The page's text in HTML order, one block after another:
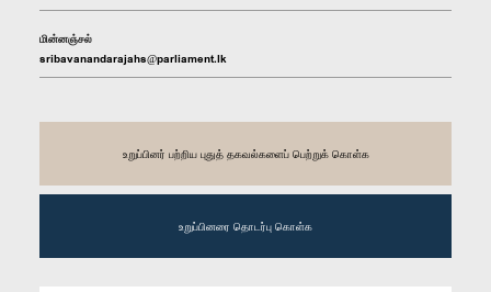
மின்னஞ்சல்
sribavanandarajahs@parliament.lk
உறுப்பினர் பற்றிய புதுத் தகவல்களைப் பெற்றுக் கொள்க
உறுப்பினரை தொடர்பு கொள்க